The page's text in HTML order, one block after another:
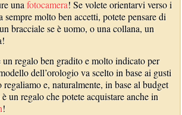
unafotocamera! Se volete orientarvi verso i
sempre molto ben accetti, potete pensare di
bracciale se è uomo, o una collana, un
un regalo ben gradito e molto indicato per
dell’orologio va scelto in base ai gusti
e, naturalmente, in base al budget
un regalo che potete acquistare anche in
!